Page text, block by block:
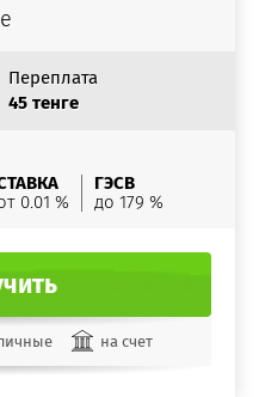
Переплата
45 тенге
0.01 %
ГЭСВ
до 179 %
на счет